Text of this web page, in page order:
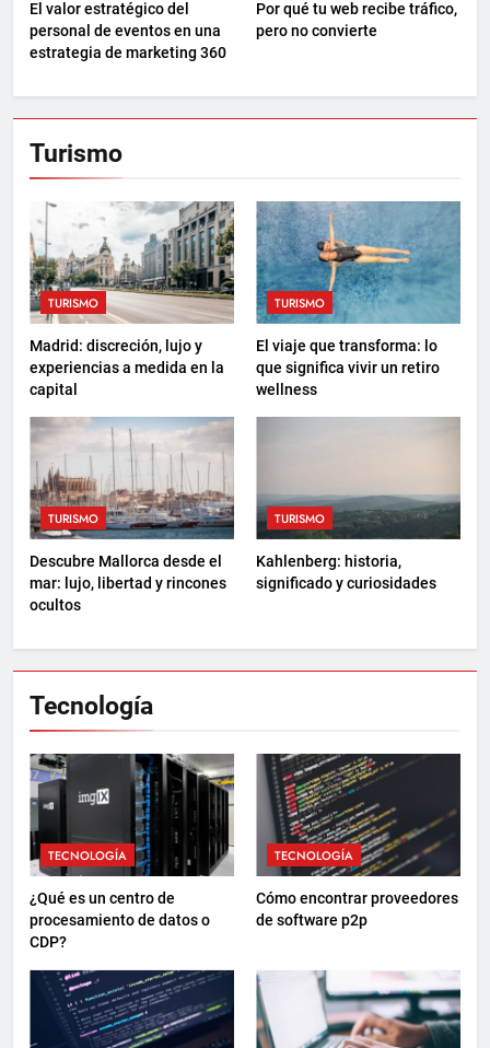
El valor estratégico del
personal de eventos en una
estrategia de marketing 360
Por qué tu web recibe tráfico,
pero no convierte
Turismo
TURISMO
Madrid: discreción, lujo y
experiencias a medida en la
capital
TURISMO
El viaje que transforma: lo
que significa vivir un retiro
wellness
TURISMO
Descubre Mallorca desde el
mar: lujo, libertad y rincones
ocultos
TURISMO
Kahlenberg: historia,
significado y curiosidades
Tecnología
TECNOLOGÍA
¿Qué es un centro de
procesamiento de datos o
CDP?
TECNOLOGÍA
Cómo encontrar proveedores
de software p2p